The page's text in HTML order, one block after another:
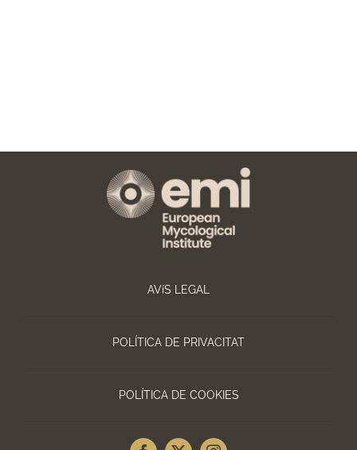
AVíS LEGAL
POLÍTICA DE PRIVACITAT
POLÍTICA DE COOKIES